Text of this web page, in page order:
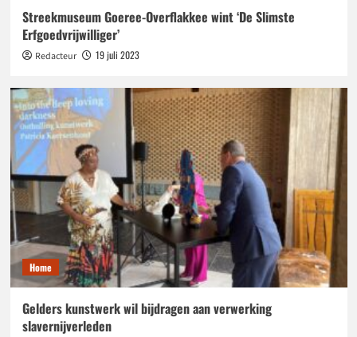
Streekmuseum Goeree-Overflakkee wint ‘De Slimste
Erfgoedvrijwilliger’
Redacteur 19 juli 2023
Home
Gelders kunstwerk wil bijdragen aan verwerking
slavernijverleden